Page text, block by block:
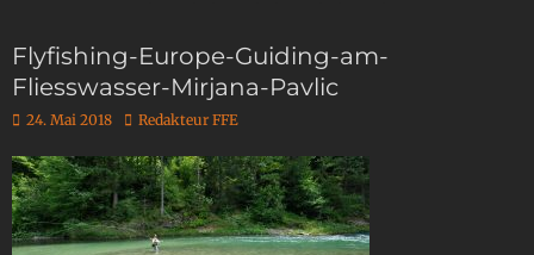
Flyfishing-Europe-Guiding-am-
Fliesswasser-Mirjana-Pavlic
24. Mai 2018 Redakteur FFE